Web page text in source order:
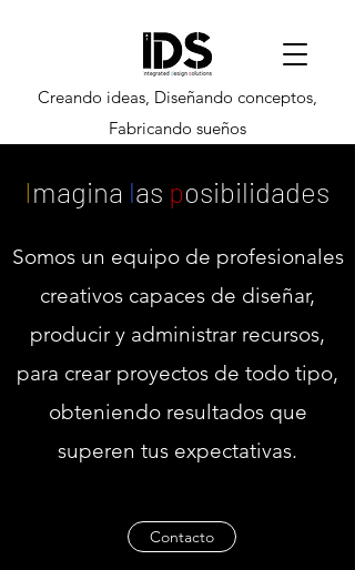
Creando ideas, Diseñando conceptos,
Fabricando sueños
Imagina las posibilidades
Somos un equipo de profesionales
creativos capaces de diseñar,
producir y administrar recursos,
para crear proyectos de todo tipo,
obteniendo resultados que
superen tus expectativas.
Contacto